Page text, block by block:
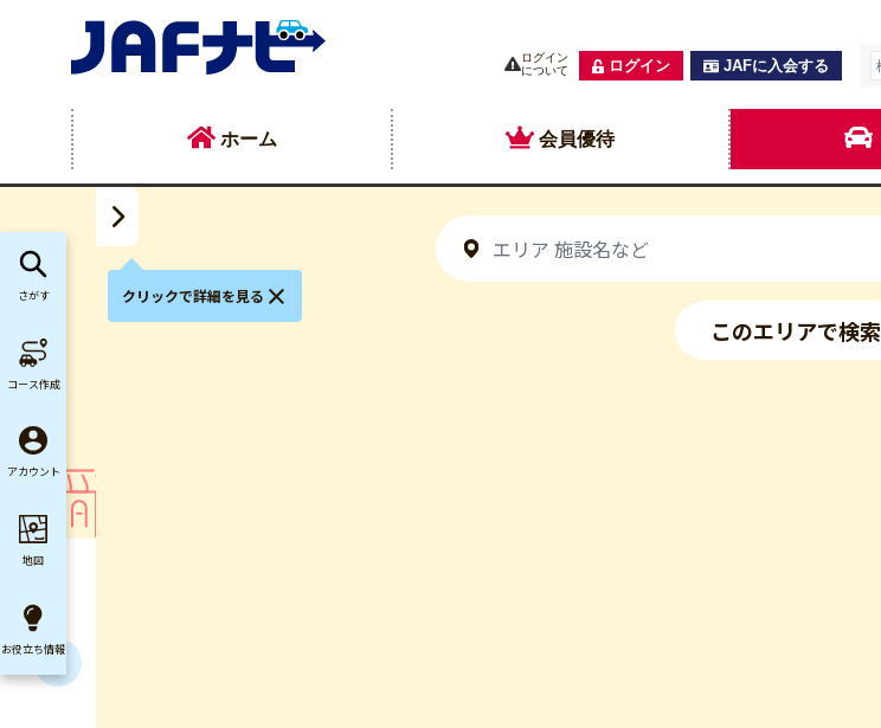
ログイン
について
ログイン JAFに入会する
ホーム 会員優待
このエリアで検索
クリックで詳細を見る
さがす
コース作成
アカウント
地図
お役立ち情報